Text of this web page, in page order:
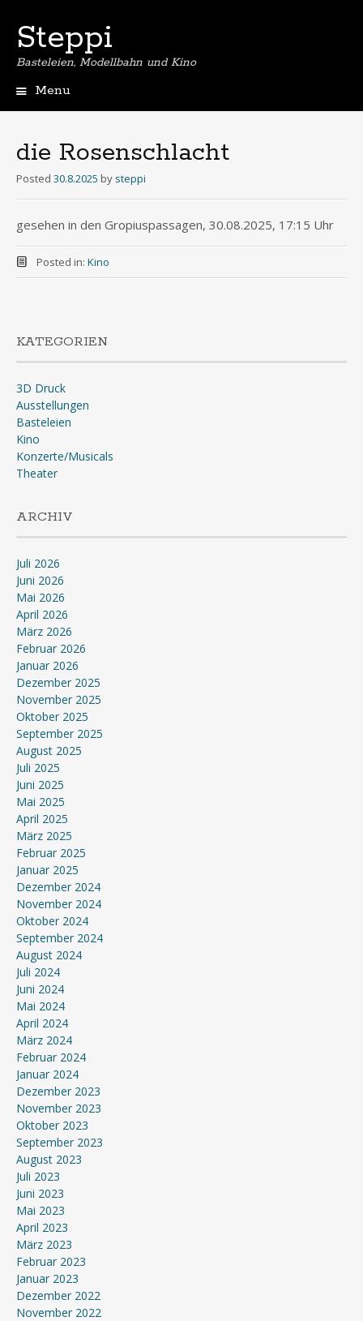
Steppi
Basteleien, Modellbahn und Kino
Menu
die Rosenschlacht
Posted 30.8.2025 by steppi
gesehen in den Gropiuspassagen, 30.08.2025, 17:15 Uhr
Posted in: Kino
KATEGORIEN
3D Druck
Ausstellungen
Basteleien
Kino
Konzerte/Musicals
Theater
ARCHIV
Juli 2026
Juni 2026
Mai 2026
April 2026
März 2026
Februar 2026
Januar 2026
Dezember 2025
November 2025
Oktober 2025
September 2025
August 2025
Juli 2025
Juni 2025
Mai 2025
April 2025
März 2025
Februar 2025
Januar 2025
Dezember 2024
November 2024
Oktober 2024
September 2024
August 2024
Juli 2024
Juni 2024
Mai 2024
April 2024
März 2024
Februar 2024
Januar 2024
Dezember 2023
November 2023
Oktober 2023
September 2023
August 2023
Juli 2023
Juni 2023
Mai 2023
April 2023
März 2023
Februar 2023
Januar 2023
Dezember 2022
November 2022